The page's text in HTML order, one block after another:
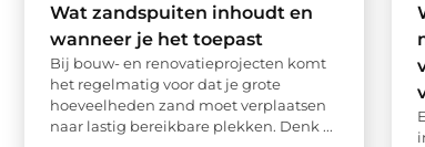
Wat zandspuiten inhoudt en
wanneer je het toepast
Bij bouw- en renovatieprojecten komt
het regelmatig voor dat je grote
hoeveelheden zand moet verplaatsen
naar lastig bereikbare plekken. Denk ...